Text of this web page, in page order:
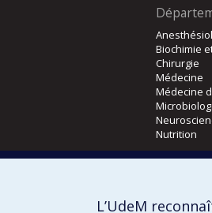
Biochimie
Chirurgie
Médecine
Médecine
Nutrition
L’UdeM